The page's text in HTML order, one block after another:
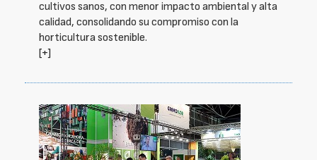
cultivos sanos, con menor impacto ambiental y alta
calidad, consolidando su compromiso con la
horticultura sostenible.
[+]